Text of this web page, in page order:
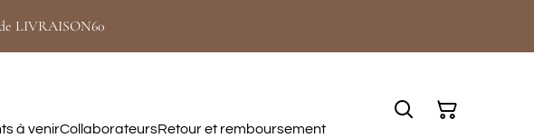
LIVRAISON60
à venirCollaborateursRetour et remboursement